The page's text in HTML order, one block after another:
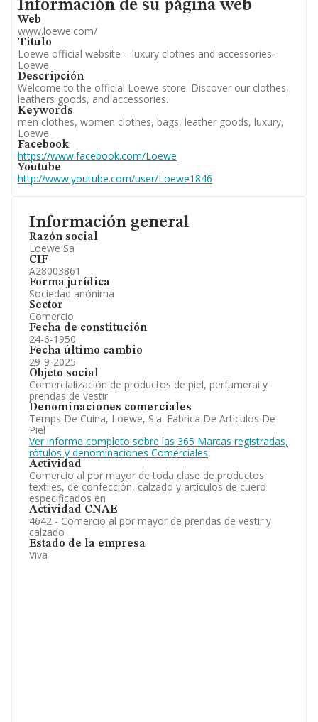
Información general
Razón social
Loewe Sa
CIF
A28003861
Forma jurídica
Sociedad anónima
Sector
Comercio
Fecha de constitución
24-6-1950
Fecha último cambio
29-9-2025
Objeto social
Comercialización de productos de piel, perfumerai y
prendas de vestir
Denominaciones comerciales
Temps De Cuina, Loewe, S.a. Fabrica De Articulos De
Piel
Ver informe completo sobre las 365 Marcas registradas,
rótulos y denominaciones Comerciales
Actividad
Comercio al por mayor de toda clase de productos
textiles, de confección, calzado y artículos de cuero
especificados en
Actividad CNAE
4642 - Comercio al por mayor de prendas de vestir y
calzado
Estado de la empresa
Viva
Información de su página web
Web
www.loewe.com/
Titulo
Loewe official website – luxury clothes and accessories -
Loewe
Descripción
Welcome to the official Loewe store. Discover our clothes,
leathers goods, and accessories.
Keywords
men clothes, women clothes, bags, leather goods, luxury,
Loewe
Facebook
https://www.facebook.com/Loewe
Youtube
http://www.youtube.com/user/Loewe1846